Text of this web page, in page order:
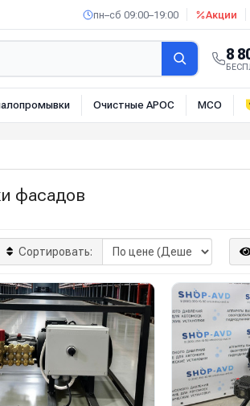
пн–сб 09:00–19:00 Акции
8
Очистные АРОС МСО
фасадов
Сортировать: